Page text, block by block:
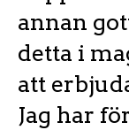
annan
detta i
att
Jag har